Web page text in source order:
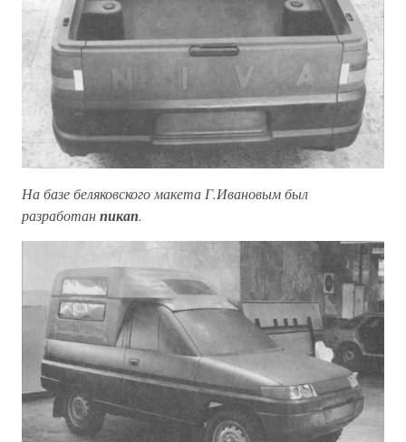
На базе беляковского макета Г.Ивановым был
разработанпикап.